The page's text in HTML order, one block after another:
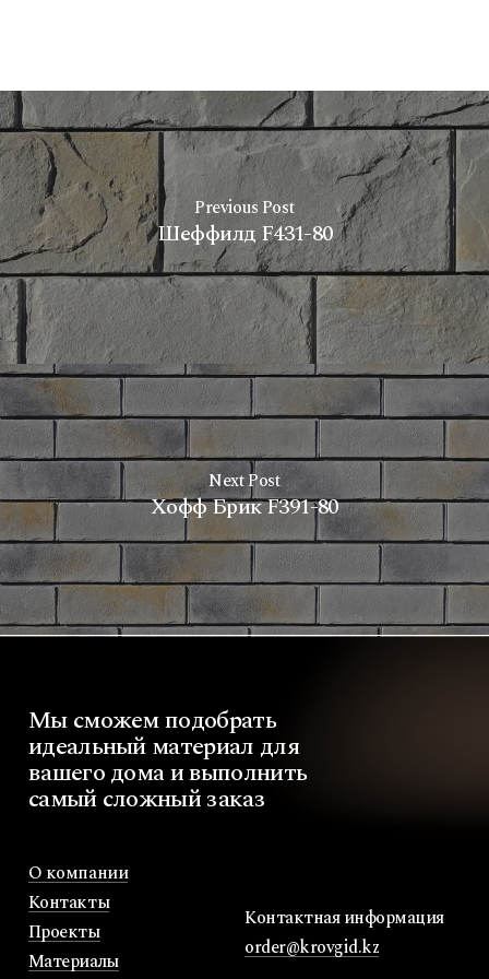
Previous Post
Шеффилд F431-80
Next Post
Хофф Брик F391-80
Мысможемподобрать
идеальныйматериал для
вашегодомаивыполнить
самыйсложныйзаказ
О компании
Контакты
Проекты
Материалы
Контактная информация
order@krovgid.kz